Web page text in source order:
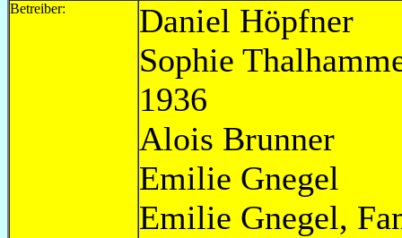
Betreiber:
Daniel
Sophie
1936
Alois
Emilie
Emilie Gnegel,